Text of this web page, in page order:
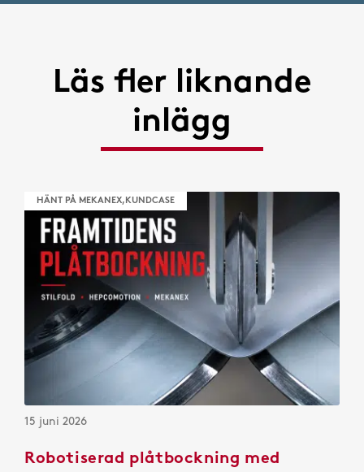
Läs fler liknande
inlägg
HÄNT PÅ MEKANEX,KUNDCASE
15 juni 2026
Robotiserad plåtbockning med